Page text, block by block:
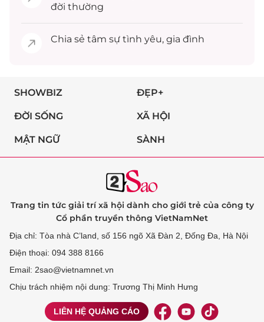
đời thường
Chia sẻ tâm sự tình yêu, gia đình
SHOWBIZ ĐẸP+
ĐỜI SỐNG XÃ HỘI
MẬT NGỮ SÀNH
Trang tin tức giải trí xã hội dành cho giới trẻ của công ty
Cổ phần truyền thông VietNamNet
Địa chỉ: Tòa nhà C’land, số 156 ngõ Xã Đàn 2, Đống Đa, Hà Nội
Điện thoại: 094 388 8166
Email: 2sao@vietnamnet.vn
Chịu trách nhiệm nội dung: Trương Thị Minh Hưng
LIÊN HỆ QUẢNG CÁO